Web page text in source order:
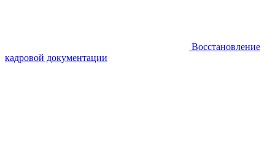
Восстановление
кадровой документации